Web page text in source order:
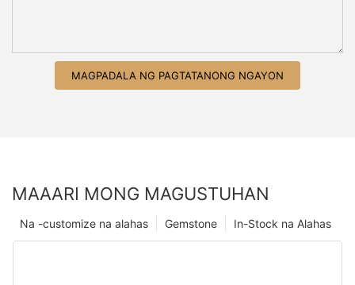
MAGPADALA NG PAGTATANONG NGAYON
MAAARI MONG MAGUSTUHAN
In-Stock na Alahas
Gemstone
Na -customize na alahas